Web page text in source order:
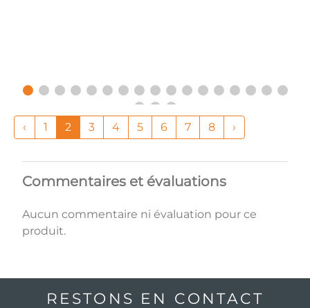
‹ 1 2 3 4 5 6 7 8 ›
Commentaires et évaluations
Aucun commentaire ni évaluation pour ce
produit.
RESTONS EN CONTACT